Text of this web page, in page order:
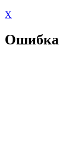
X
Ошибка